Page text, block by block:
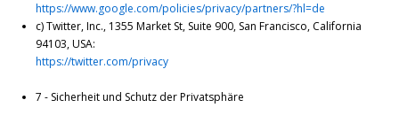
https://www.google.com/policies/privacy/partners/?hl=de
c) Twitter, Inc., 1355 Market St, Suite 900, San Francisco, California
94103, USA:
https://twitter.com/privacy
7 - Sicherheit und Schutz der Privatsphäre